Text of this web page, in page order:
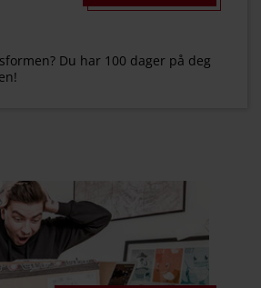
Du har 100 dager på deg